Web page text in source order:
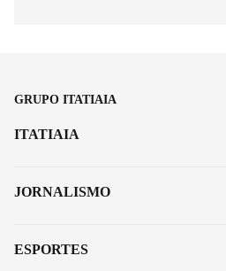
GRUPO ITATIAIA
ITATIAIA
JORNALISMO
ESPORTES